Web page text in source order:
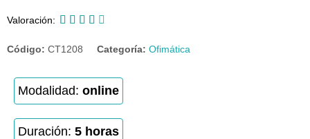
Valoración:     
Código: CT1208 Categoría: Ofimática
Modalidad: online
Duración: 5 horas